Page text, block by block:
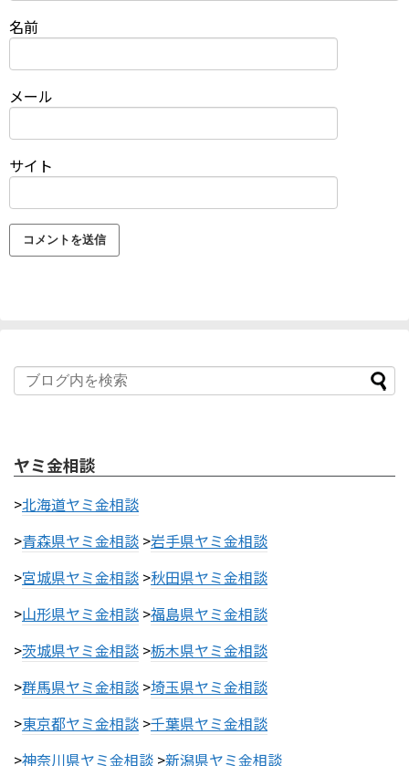
名前
メール
サイト
ヤミ金相談
>北海道ヤミ金相談
>青森県ヤミ金相談 >岩手県ヤミ金相談
>宮城県ヤミ金相談 >秋田県ヤミ金相談
>山形県ヤミ金相談 >福島県ヤミ金相談
>茨城県ヤミ金相談 >栃木県ヤミ金相談
>群馬県ヤミ金相談 >埼玉県ヤミ金相談
>東京都ヤミ金相談 >千葉県ヤミ金相談
>神奈川県ヤミ金相談 >新潟県ヤミ金相談